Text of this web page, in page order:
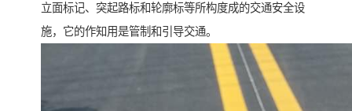
立面标记、突起路标和轮廓标等所构度成的交通安全设
施，它的作知用是管制和引导交通。